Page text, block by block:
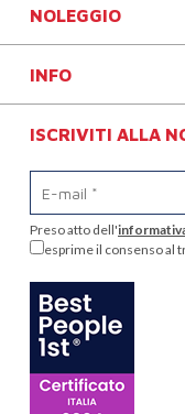
NOLEGGIO
INFO
ISCRIVITI ALLA
Preso atto dell'
esprime il consenso al